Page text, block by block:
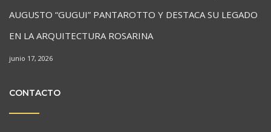
AUGUSTO “GUGUI” PANTAROTTO Y DESTACA SU LEGADO
EN LA ARQUITECTURA ROSARINA
junio 17, 2026
CONTACTO